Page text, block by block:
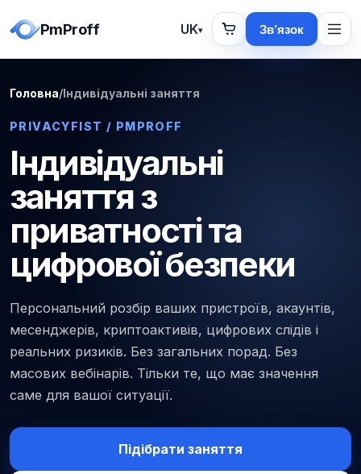
PmProff UK▾ Зв’язок
Головна/Індивідуальні заняття
PRIVACYFIST / PMPROFF
Індивідуальні
заняття з
приватності та
цифрової безпеки
Персональний розбір ваших пристроїв, акаунтів,
месенджерів, криптоактивів, цифрових слідів і
реальних ризиків. Без загальних порад. Без
масових вебінарів. Тільки те, що має значення
саме для вашої ситуації.
Підібрати заняття